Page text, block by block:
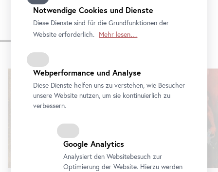
Aktuelle Ausstellungen
überspringen
stehen, wenn Sie nicht alle Zwecke zulassen. Weitere
Informationen zum Datenschutz, Ihren Rechten und
Kontaktdaten des Verantwortlichen und der
Datenschutzbeauftragten finden Sie in unserer
Notwendige Cookies und Dienste
Diese Dienste sind für die Grundfunktionen der
Website erforderlich. Mehr lesen…
Webperformance und Analyse
Diese Dienste helfen uns zu verstehen, wie Besucher
unsere Website nutzen, um sie kontinuierlich zu
verbessern.
Google Analytics
Analysiert den Websitebesuch zur
Optimierung der Website. Hierzu werden